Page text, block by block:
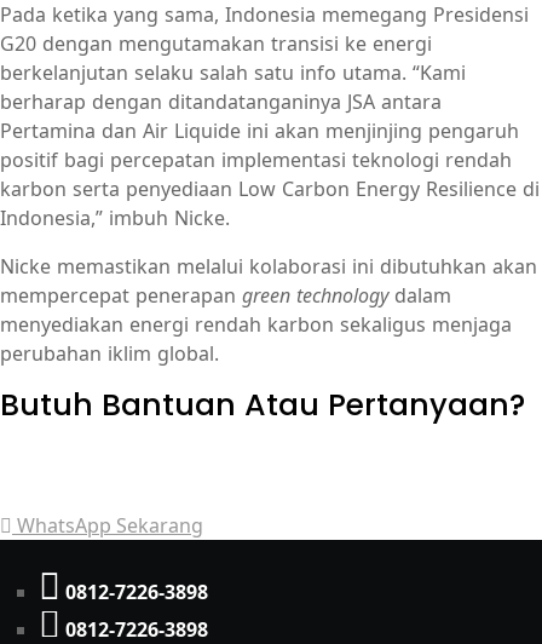
Pada ketika yang sama, Indonesia memegang Presidensi
G20 dengan mengutamakan transisi ke energi
berkelanjutan selaku salah satu info utama. “Kami
berharap dengan ditandatanganinya JSA antara
Pertamina dan Air Liquide ini akan menjinjing pengaruh
positif bagi percepatan implementasi teknologi rendah
karbon serta penyediaan Low Carbon Energy Resilience di
Indonesia,” imbuh Nicke.
Nicke memastikan melalui kolaborasi ini dibutuhkan akan
mempercepat penerapan green technology dalam
menyediakan energi rendah karbon sekaligus menjaga
perubahan iklim global.
Butuh Bantuan Atau Pertanyaan?
WhatsApp Sekarang
0812-7226-3898
0812-7226-3898